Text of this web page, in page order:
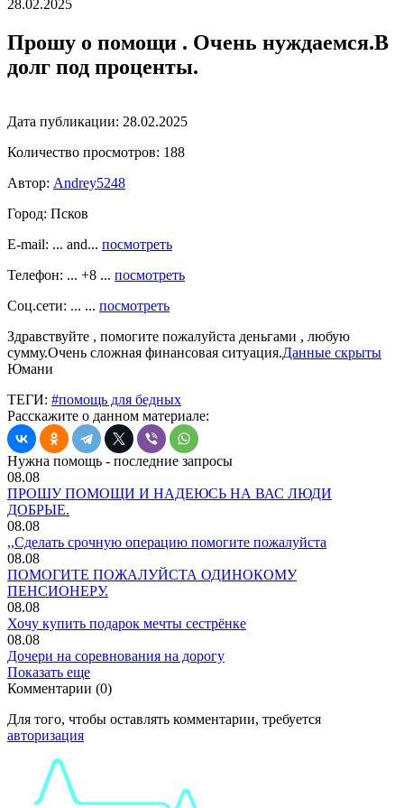
28.02.2025
Прошу о помощи . Очень нуждаемся.В
долг под проценты.
Дата публикации: 28.02.2025
Количество просмотров: 188
Автор: Andrey5248
Город: Псков
E-mail: ... and... посмотреть
Телефон: ... +8 ... посмотреть
Соц.сети: ... ... посмотреть
Здравствуйте , помогите пожалуйста деньгами , любую
сумму.Очень сложная финансовая ситуация.Данные скрыты
Юмани
ТЕГИ: #помощь для бедных
Расскажите о данном материале:
Нужна помощь - последние запросы
08.08
ПРОШУ ПОМОЩИ И НАДЕЮСЬ НА ВАС ЛЮДИ
ДОБРЫЕ.
08.08
,,Сделать срочную операцию помогите пожалуйста
08.08
ПОМОГИТЕ ПОЖАЛУЙСТА ОДИНОКОМУ
ПЕНСИОНЕРУ.
08.08
Хочу купить подарок мечты сестрёнке
08.08
Дочери на соревнования на дорогу
Показать еще
Комментарии (0)
Для того, чтобы оставлять комментарии, требуется
авторизация